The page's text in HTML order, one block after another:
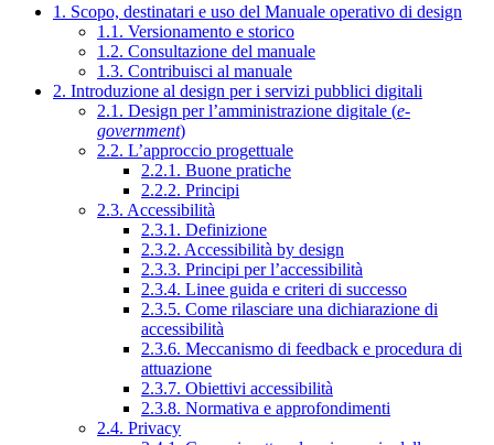
1. Scopo, destinatari e uso del Manuale operativo di design
1.1. Versionamento e storico
1.2. Consultazione del manuale
1.3. Contribuisci al manuale
2. Introduzione al design per i servizi pubblici digitali
2.1. Design per l’amministrazione digitale (e-
government)
2.2. L’approccio progettuale
2.2.1. Buone pratiche
2.2.2. Principi
2.3. Accessibilità
2.3.1. Definizione
2.3.2. Accessibilità by design
2.3.3. Principi per l’accessibilità
2.3.4. Linee guida e criteri di successo
2.3.5. Come rilasciare una dichiarazione di
accessibilità
2.3.6. Meccanismo di feedback e procedura di
attuazione
2.3.7. Obiettivi accessibilità
2.3.8. Normativa e approfondimenti
2.4. Privacy